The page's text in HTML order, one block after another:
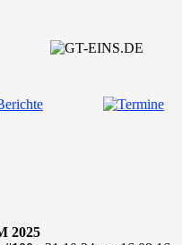
2025